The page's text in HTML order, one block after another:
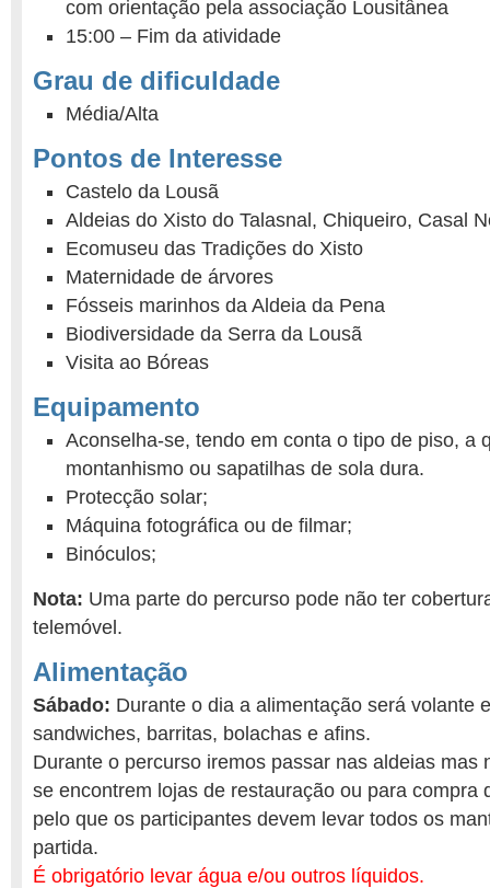
com orientação pela associação Lousitânea
15:00 – Fim da atividade
Grau de dificuldade
Média/Alta
Pontos de Interesse
Castelo da Lousã
Aldeias do Xisto do Talasnal, Chiqueiro, Casal
Ecomuseu das Tradições do Xisto
Maternidade de árvores
Fósseis marinhos da Aldeia da Pena
Biodiversidade da Serra da Lousã
Visita ao Bóreas
Equipamento
Aconselha-se, tendo em conta o tipo de piso, a
montanhismo ou sapatilhas de sola dura.
Protecção solar;
Máquina fotográfica ou de filmar;
Binóculos;
Nota: Uma parte do percurso pode não ter
telemóvel.
Alimentação
Sábado: Durante o dia a alimentação será volante
sandwiches, barritas, bolachas e afins.
Durante o percurso iremos passar nas aldeias mas
se encontrem lojas de restauração ou para compra
pelo que os participantes devem levar todos os
partida.
É obrigatório levar água e/ou outros líquidos.